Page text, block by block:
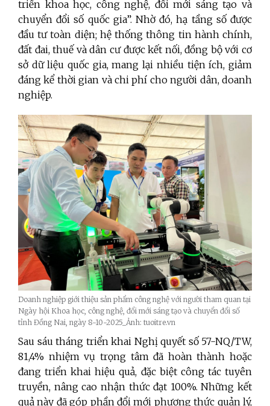
triển khoa học, công nghệ, đổi mới sáng tạo và
chuyển đổi số quốc gia”. Nhờ đó, hạ tầng số được
đầu tư toàn diện; hệ thống thông tin hành chính,
đất đai, thuế và dân cư được kết nối, đồng bộ với cơ
sở dữ liệu quốc gia, mang lại nhiều tiện ích, giảm
đáng kể thời gian và chi phí cho người dân, doanh
nghiệp.
Doanh nghiệp giới thiệu sản phẩm công nghệ với người tham quan tại
Ngày hội Khoa học, công nghệ, đổi mới sáng tạo và chuyển đổi số
tỉnh Đồng Nai, ngày 8-10-2025_Ảnh: tuoitre.vn
Sau sáu tháng triển khai Nghị quyết số 57-NQ/TW,
81,4% nhiệm vụ trọng tâm đã hoàn thành hoặc
đang triển khai hiệu quả, đặc biệt công tác tuyên
truyền, nâng cao nhận thức đạt 100%. Những kết
quả này đã góp phần đổi mới phương thức quản lý,